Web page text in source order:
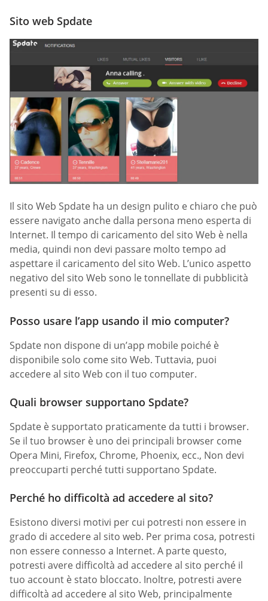
Sito web Spdate
Il sito Web Spdate ha un design pulito e chiaro che può
essere navigato anche dalla persona meno esperta di
Internet. Il tempo di caricamento del sito Web è nella
media, quindi non devi passare molto tempo ad
aspettare il caricamento del sito Web. L’unico aspetto
negativo del sito Web sono le tonnellate di pubblicità
presenti su di esso.
Posso usare l’app usando il mio computer?
Spdate non dispone di un’app mobile poiché è
disponibile solo come sito Web. Tuttavia, puoi
accedere al sito Web con il tuo computer.
Quali browser supportano Spdate?
Spdate è supportato praticamente da tutti i browser.
Se il tuo browser è uno dei principali browser come
Opera Mini, Firefox, Chrome, Phoenix, ecc., Non devi
preoccuparti perché tutti supportano Spdate.
Perché ho difficoltà ad accedere al sito?
Esistono diversi motivi per cui potresti non essere in
grado di accedere al sito web. Per prima cosa, potresti
non essere connesso a Internet. A parte questo,
potresti avere difficoltà ad accedere al sito perché il
tuo account è stato bloccato. Inoltre, potresti avere
difficoltà ad accedere al sito Web, principalmente